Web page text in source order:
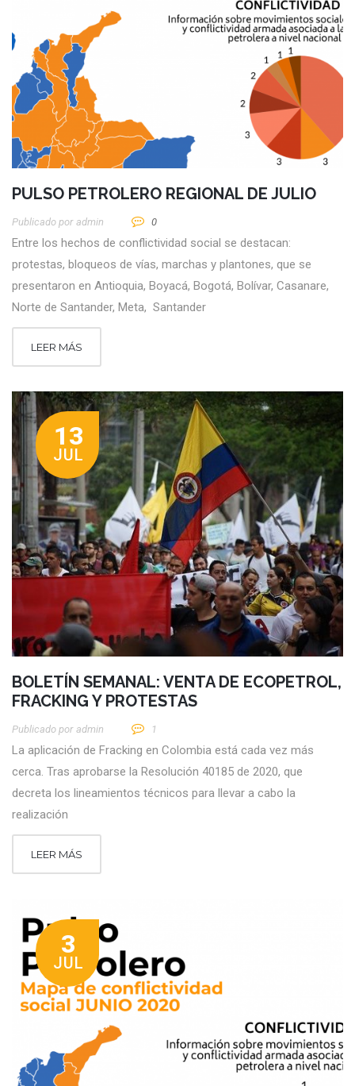
PULSO PETROLERO REGIONAL DE JULIO
Publicado por Admin 0
Entre los hechos de conflictividad social se destacan:
protestas, bloqueos de vías, marchas y plantones, que se
presentaron en Antioquia, Boyacá, Bogotá, Bolívar, Casanare,
Norte de Santander, Meta, Santander
LEER MÁS
13
JUL
BOLETÍN SEMANAL: VENTA DE ECOPETROL,
FRACKING Y PROTESTAS
Publicado por Admin 1
La aplicación de Fracking en Colombia está cada vez más
cerca. Tras aprobarse la Resolución 40185 de 2020, que
decreta los lineamientos técnicos para llevar a cabo la
realización
LEER MÁS
3
JUL